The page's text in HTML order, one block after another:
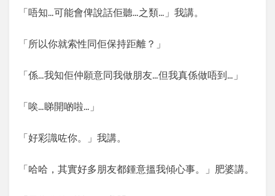
「唔知…可能會俾說話佢聽…之類…」我講。
「所以你就索性同佢保持距離？」
「係…我知佢仲願意同我做朋友…但我真係做唔到…」
「唉…睇開啲啦…」
「好彩識咗你。」我講。
「哈哈，其實好多朋友都鍾意搵我傾心事。」肥婆講。